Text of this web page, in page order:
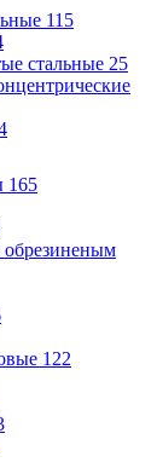
115
стальные 25
165
122